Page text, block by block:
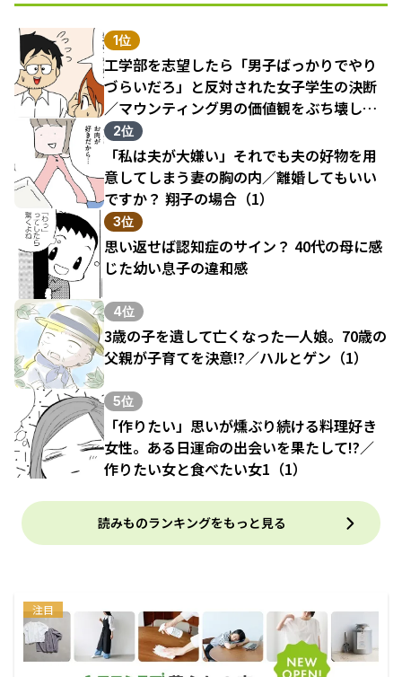
1位
工学部を志望したら「男子ばっかりでやり
づらいだろ」と反対された女子学生の決断
／マウンティング男の価値観をぶち壊した
結果（1）
2位
「私は夫が大嫌い」それでも夫の好物を用
意してしまう妻の胸の内／離婚してもいい
ですか？ 翔子の場合（1）
3位
思い返せば認知症のサイン？ 40代の母に感
じた幼い息子の違和感
4位
3歳の子を遺して亡くなった一人娘。70歳の
父親が子育てを決意!?／ハルとゲン（1）
5位
「作りたい」思いが燻ぶり続ける料理好き
女性。ある日運命の出会いを果たして!?／
作りたい女と食べたい女1（1）
読みものランキングをもっと見る
注目